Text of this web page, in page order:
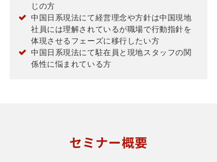
じの方
中国日系現法にて経営理念や方針は中国現地
社員には理解されているが職場で行動指針を
体現させるフェーズに移行したい方
中国日系現法にて駐在員と現地スタッフの関
係性に悩まれている方
セミナー概要